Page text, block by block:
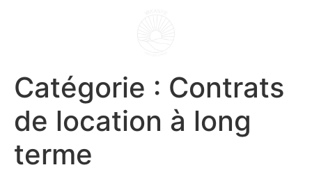
Catégorie : Contrats
de location à long
terme